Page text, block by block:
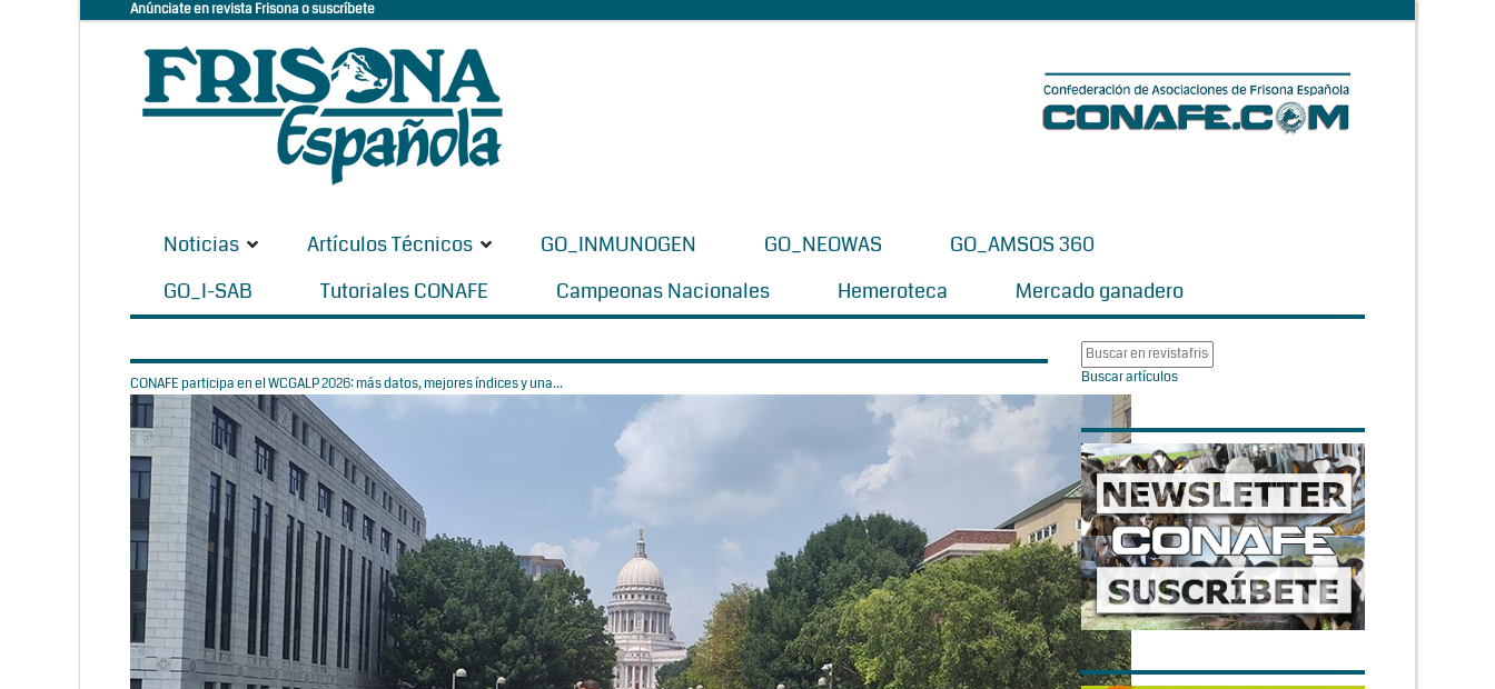
Anúnciate en revista Frisona o suscríbete
Noticias Artículos Técnicos GO_INMUNOGEN GO_NEOWAS
GO_AMSOS 360
GO_I-SAB
Tutoriales CONAFE Campeonas Nacionales Hemeroteca Mercado ganadero
CONAFE participa en el WCGALP 2026: más datos, mejores índices y una... Buscar artículos